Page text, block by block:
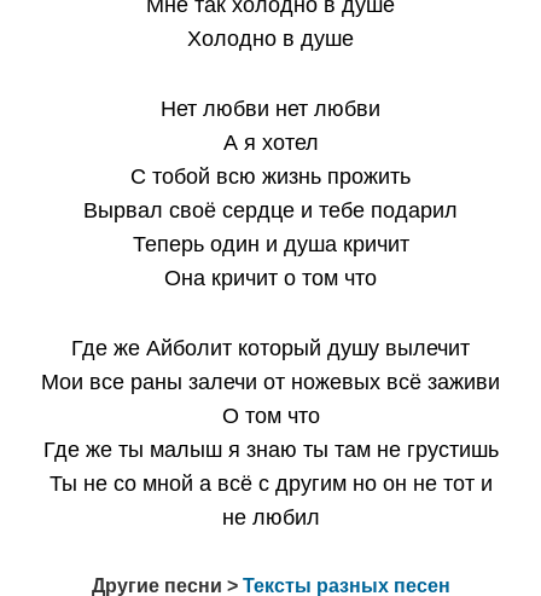
Мне так холодно в душе
Холодно в душе
Нет любви нет любви
А я хотел
С тобой всю жизнь прожить
Вырвал своё сердце и тебе подарил
Теперь один и душа кричит
Она кричит о том что
Где же Айболит который душу вылечит
Мои все раны залечи от ножевых всё заживи
О том что
Где же ты малыш я знаю ты там не грустишь
Ты не со мной а всё с другим но он не тот и
не любил
Другие песни > Тексты разных песен